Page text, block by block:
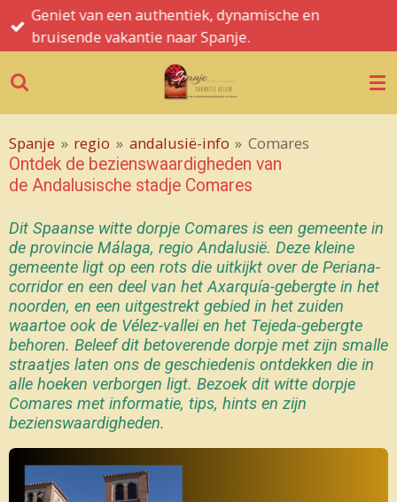
Ga
direct
de
Spanje informatie, tips, hints en de mooiste
bezienswaardigheden
Spanje » regio » andalusië-info » Comares
Ontdek de bezienswaardigheden van
de Andalusische stadje Comares
Dit Spaanse witte dorpje Comares is een gemeente in
de provincie Málaga, regio Andalusië. Deze kleine
gemeente ligt op een rots die uitkijkt over de Periana-
corridor en een deel van het Axarquía-gebergte in het
noorden, en een uitgestrekt gebied in het zuiden
waartoe ook de Vélez-vallei en het Tejeda-gebergte
behoren. Beleef dit betoverende dorpje met zijn smalle
straatjes laten ons de geschiedenis ontdekken die in
alle hoeken verborgen ligt. Bezoek dit witte dorpje
Comares met informatie, tips, hints en zijn
bezienswaardigheden.